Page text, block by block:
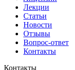
Лекции
Статьи
Новости
Отзывы
Вопрос-ответ
Контакты
Контакты